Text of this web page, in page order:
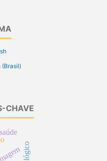
(Brasil)
CHAVE